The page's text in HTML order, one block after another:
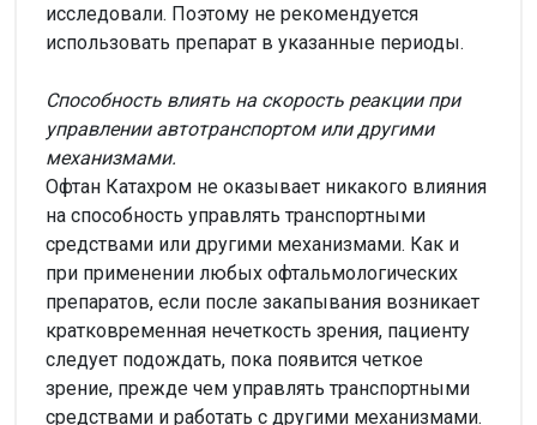
исследовали. Поэтому не рекомендуется
использовать препарат в указанные периоды.
Способность влиять на скорость реакции при
управлении автотранспортом или другими
механизмами.
Офтан Катахром не оказывает никакого влияния
на способность управлять транспортными
средствами или другими механизмами. Как и
при применении любых офтальмологических
препаратов, если после закапывания возникает
кратковременная нечеткость зрения, пациенту
следует подождать, пока появится четкое
зрение, прежде чем управлять транспортными
средствами и работать с другими механизмами.